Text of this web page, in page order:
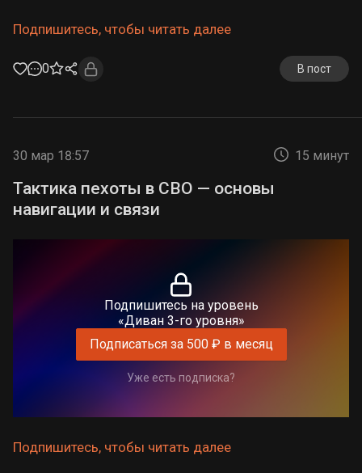
Подпишитесь, чтобы читать далее
0 В пост
30 мар 18:57 15 минут
Тактика пехоты в СВО — основы
навигации и связи
Подпишитесь на уровень
«Диван 3-го уровня»
Подписаться за 500 ₽ в месяц
Уже есть подписка?
Подпишитесь, чтобы читать далее